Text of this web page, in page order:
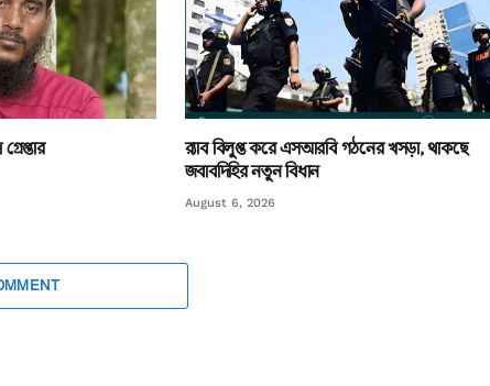
র‌্যাব বিলুপ্ত করে এসআরবি গঠনের খসড়া, থাকছে
জবাবদিহির নতুন বিধান
August 6, 2026